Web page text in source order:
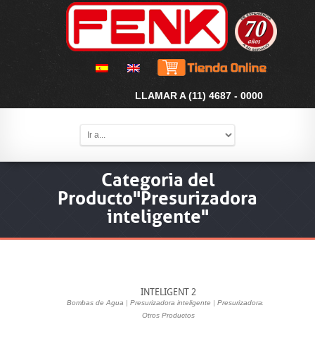
LLAMAR A (11) 4687 - 0000
Categoria del
Producto"Presurizadora
inteligente"
INTELIGENT 2
Bombas de Agua | Presurizadora inteligente | Presurizadoras
Otros Productos